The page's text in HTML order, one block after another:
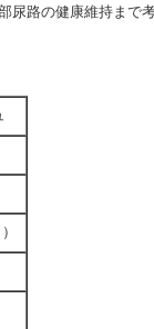
尿路の健康維持まで